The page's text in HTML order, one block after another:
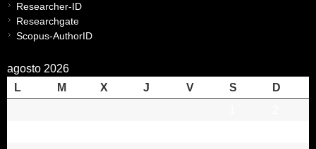
Researcher-ID
Researchgate
Scopus-AuthorID
agosto 2026
L
M X J V S
D